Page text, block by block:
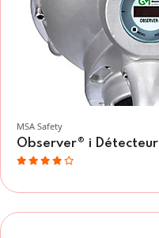
MSA Safety
Observer® i